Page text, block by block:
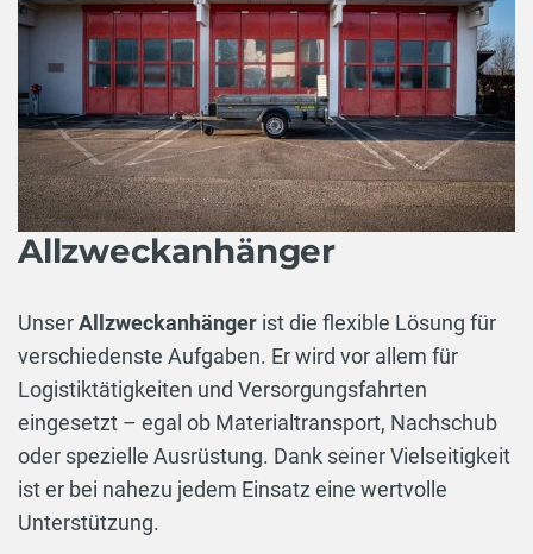
Allzweckanhänger
UnserAllzweckanhänger ist die flexible Lösung für
verschiedenste Aufgaben. Er wird vor allem für
Logistiktätigkeiten und Versorgungsfahrten
eingesetzt – egal ob Materialtransport, Nachschub
oder spezielle Ausrüstung. Dank seiner Vielseitigkeit
ist er bei nahezu jedem Einsatz eine wertvolle
Unterstützung.